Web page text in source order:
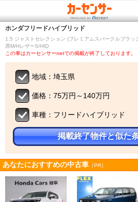
ホンダフリードハイブリッド
1.5 ジャストセレクション (プレミアムスパークルブラ
席M/HレザーS/HID
この車はカーセンサーnetでの掲載が終了しております。
地域：埼玉県
価格：75万円～140万円
車種：フリードハイブリッド
掲載終了物件と似た
あなたにおすすめの中古車 ［PR］